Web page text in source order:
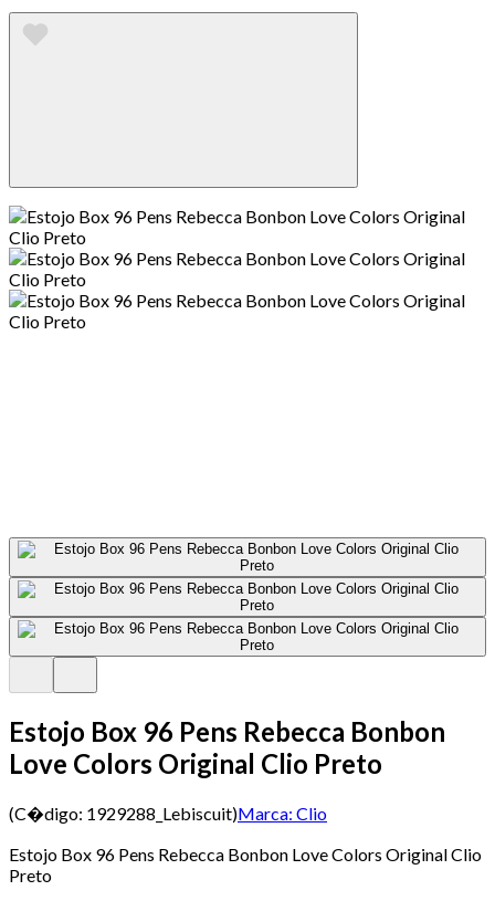
Estojo Box 96 Pens Rebecca Bonbon
Love Colors Original Clio Preto
(C�digo: 1929288_Lebiscuit)Marca: Clio
Estojo Box 96 Pens Rebecca Bonbon Love Colors Original Clio
Preto